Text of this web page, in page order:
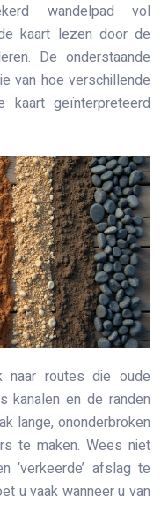
wandelpad vol
kaart lezen door de
De onderstaande
van hoe verschillende
geïnterpreteerd
naar routes die oude
kanalen en de randen
lange, ononderbroken
te maken. Wees niet
‘verkeerde’ afslag te
u vaak wanneer u van